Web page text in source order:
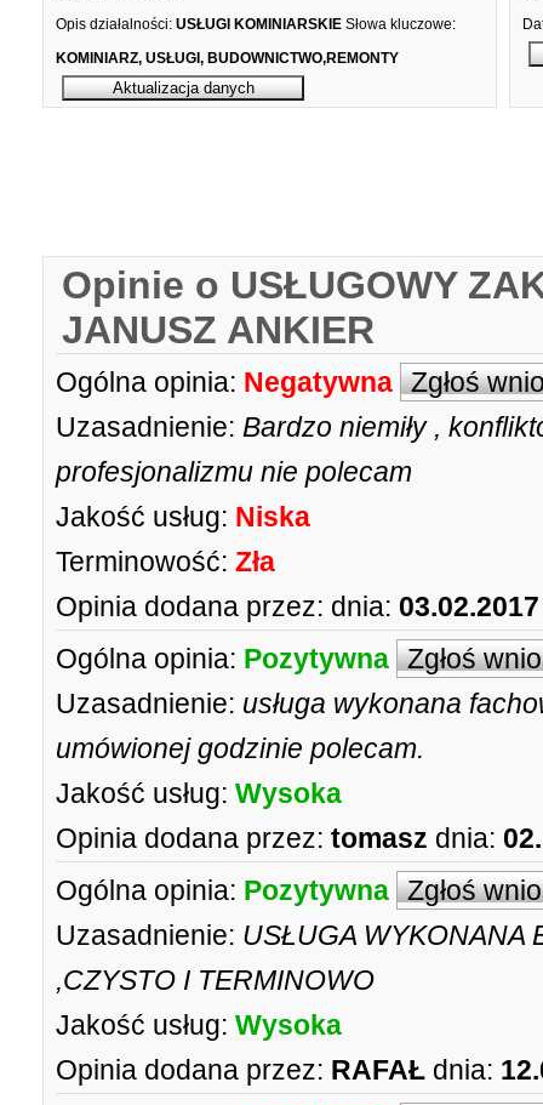
Opis działalności: USŁUGI KOMINIARSKIE Słowa kluczowe:
KOMINIARZ, USŁUGI, BUDOWNICTWO,REMONTY
Opinie o USŁUGOWY
JANUSZ ANKIER
Ogólna opinia: Negatywna Zgłoś
Uzasadnienie: Bardzo niemiły ,
profesjonalizmu nie polecam
Jakość usług: Niska
Terminowość: Zła
Opinia dodana przez: dnia:
Ogólna opinia: Pozytywna Zgłoś
Uzasadnienie: usługa wykonana
umówionej godzinie polecam.
Jakość usług: Wysoka
Opinia dodana przez: tomasz dnia:
Ogólna opinia: Pozytywna Zgłoś
Uzasadnienie: USŁUGA WYKONANA
,CZYSTO I TERMINOWO
Jakość usług: Wysoka
Opinia dodana przez: RAFAŁ dnia: